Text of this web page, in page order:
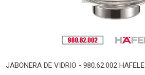
JABONERA DE VIDRIO - 980.62.002 HAFELE